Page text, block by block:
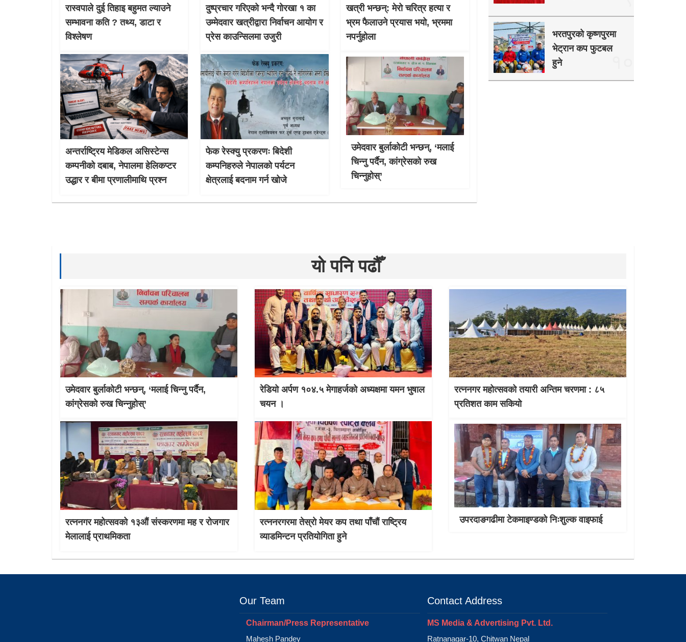
रास्वपाले दुई तिहाइ बहुमत ल्याउने
सम्भावना कति ? तथ्य, डाटा र
विश्लेषण
दुष्प्रचार गरिएको भन्दै गोरखा १ का
उम्मेदवार खत्रीद्वारा निर्वाचन आयोग र
प्रेस काउन्सिलमा उजुरी
खत्री भन्छन्: मेरो चरित्र हत्या र
भ्रम फैलाउने प्रयास भयो, भ्रममा
नपर्नुहोला
अन्तर्राष्ट्रिय मेडिकल असिस्टेन्स
कम्पनीको दबाब, नेपालमा हेलिकप्टर
उद्धार र बीमा प्रणालीमाथि प्रश्न
फेक रेस्क्यु प्रकरणः बिदेशी
कम्पनिहरुले नेपालको पर्यटन
क्षेत्रलाई बदनाम गर्न खोजे
उमेदवार बुर्लाकोटी भन्छन्, ‘मलाई
चिन्नु पर्दैन, कांग्रेसको रुख
चिन्नुहोस्’
भरतपुरको कृष्णपुरमा
भेट्रान कप फुटबल
हुने
यो पनि पढौँ
उमेदवार बुर्लाकोटी भन्छन्, ‘मलाई चिन्नु पर्दैन,
कांग्रेसको रुख चिन्नुहोस्’
रेडियो अर्पण १०४.५ मेगाहर्जको अध्यक्षमा यमन भुषाल
चयन ।
रत्ननगर महोत्सवको तयारी अन्तिम चरणमा : ८५
प्रतिशत काम सकियो
रत्ननगर महोत्सवको १३औं संस्करणमा मह र रोजगार
मेलालाई प्राथमिकता
रत्ननरगरमा तेस्राे मेयर कप तथा पाँचौं राष्ट्रिय
व्याडमिन्टन प्रतियोगिता हुने
उपरदाङगढीमा टेकमाइण्डको निःशुल्क वाइफाई
Our Team
Chairman/Press Representative
Mahesh Pandey
Contact Address
MS Media & Advertising Pvt. Ltd.
Ratnanagar-10, Chitwan Nepal